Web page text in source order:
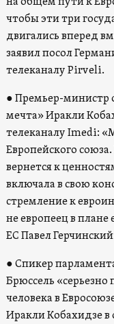
чтобы эти три
двигались вперед
заявил посол
телеканалу Pirveli.
● Премьер-министр
мечта» Иракли
телеканалу Imedi:
Европейского
вернется к
включала в свою
стремление к
не европеец в плане
ЕС Павел
● Спикер
Брюссель
человека в
Иракли Кобахидзе